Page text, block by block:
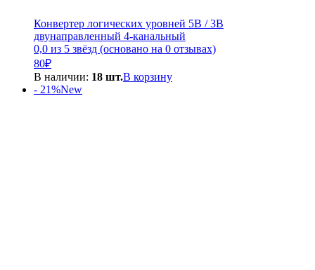
Конвертер логических уровней 5В / 3В
двунаправленный 4-канальный
0,0 из 5 звёзд (основано на 0 отзывах)
80₽
В наличии: 18 шт.В корзину
- 21%New